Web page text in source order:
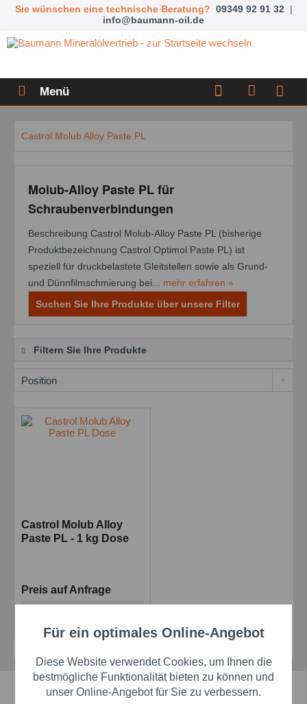
Sie wünschen eine technische Beratung? 09349 92 91 32 |
info@baumann-oil.de
Menü
Castrol Molub Alloy Paste PL
Molub-Alloy Paste PL für
Schraubenverbindungen
Beschreibung Castrol Molub-Alloy Paste PL (bisherige
Produktbezeichnung Castrol Optimol Paste PL) ist
speziell für druckbelastete Gleitstellen sowie als Grund-
und Dünnfilmschmierung bei... mehr erfahren »
Suchen Sie Ihre Produkte über unsere Filter
Filtern Sie Ihre Produkte
Castrol Molub Alloy
Paste PL - 1 kg Dose
Preis auf Anfrage
Schnelle Lieferzeiten
Funktionale Aktiv
Marketing Aktiv
Für ein optimales Online-Angebot
Diese Website verwendet Cookies, um Ihnen die
bestmögliche Funktionalität bieten zu können und
unser Online-Angebot für Sie zu verbessern.